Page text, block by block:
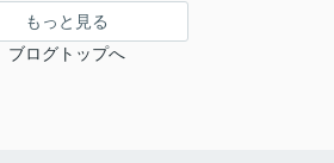
もっと見る
ブログトップへ